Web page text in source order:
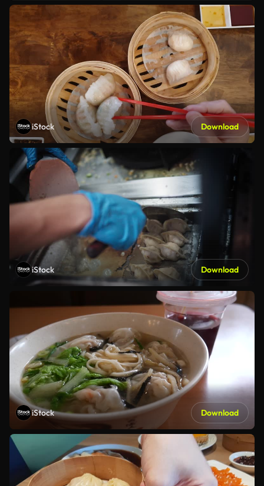
iStock Download
iStock Download
iStock Download